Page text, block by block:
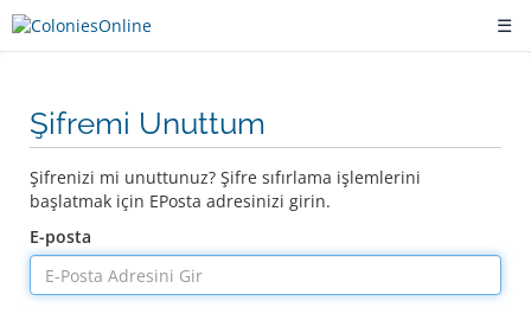
☰
Şifremi Unuttum
Şifrenizi mi unuttunuz? Şifre sıfırlama işlemlerini
başlatmak için EPosta adresinizi girin.
E-posta